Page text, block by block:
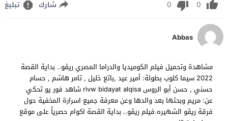
0
0 شارك تبليغ
Abbas
مشاهدة وتحميل فيلم الكوميديا والدراما المصري ريڤو.. بداية القصة
2022 سيما كلوب بطولة: أمير عيد ,باتع خليل , تامر هاشم , حسام
حسني , حسن أبو الروس rivw bidayat alqisa شاهد فور يو تحكي
عن: مريم وبحثها بعد والدها وعن معرفة جميع اسرارة المخفية حول
فرقة ريڤو الشهيره.فيلم ريڤو.. بداية القصة اكوام حصرياً على موقع